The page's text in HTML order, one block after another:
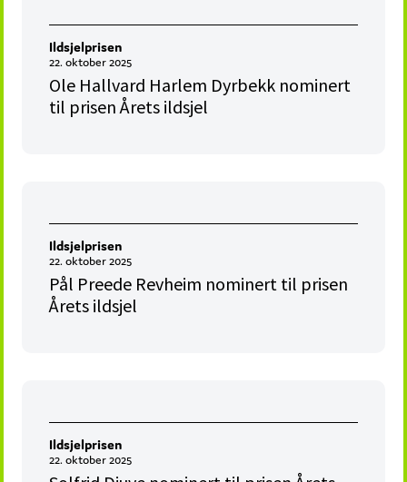
Ildsjelprisen
22. oktober 2025
Ole Hallvard Harlem Dyrbekk nominert
til prisen Årets ildsjel
Ildsjelprisen
22. oktober 2025
Pål Preede Revheim nominert til prisen
Årets ildsjel
Ildsjelprisen
22. oktober 2025